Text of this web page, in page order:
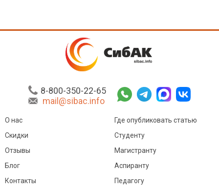
8-800-350-22-65
mail@sibac.info
О нас
Скидки
Отзывы
Блог
Контакты
Где опубликовать статью
Студенту
Магистранту
Аспиранту
Педагогу